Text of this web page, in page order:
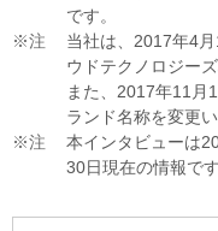
です。
※注
当社は、2017年4
ウドテクノロジー
また、2017年11月
ランド名称を変更い
※注
本インタビューは
30日現在の情報です